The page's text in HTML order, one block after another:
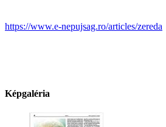
https://www.e-nepujsag.ro/articles/zereda
Képgaléria